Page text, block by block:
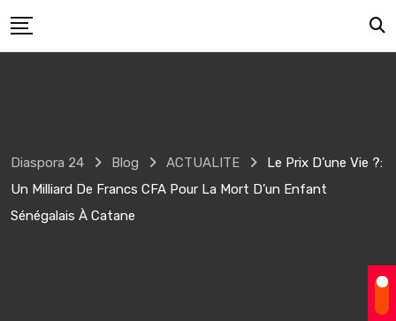
to
Diaspora 24 Blog ACTUALITE
Le Prix D’une Vie ?:
Un Milliard De Francs CFA Pour La Mort D’un Enfant
Sénégalais À Catane